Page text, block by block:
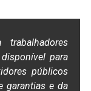
para
públicos
garantias e da